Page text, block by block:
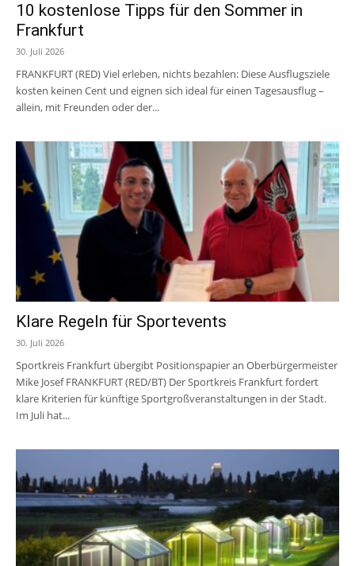
10 kostenlose Tipps für den Sommer in
Frankfurt
30. Juli 2026
FRANKFURT (RED) Viel erleben, nichts bezahlen: Diese Ausflugsziele
kosten keinen Cent und eignen sich ideal für einen Tagesausflug –
allein, mit Freunden oder der...
Klare Regeln für Sportevents
30. Juli 2026
Sportkreis Frankfurt übergibt Positionspapier an Oberbürgermeister
Mike Josef FRANKFURT (RED/BT) Der Sportkreis Frankfurt fordert
klare Kriterien für künftige Sportgroßveranstaltungen in der Stadt.
Im Juli hat...